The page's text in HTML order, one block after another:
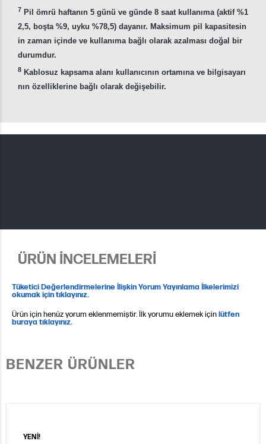
7 Pil ömrü haftanın 5 günü ve günde 8 saat kullanıma (aktif %1
2,5, boşta %9, uyku %78,5) dayanır. Maksimum pil kapasitesin
in zaman içinde ve kullanıma bağlı olarak azalması doğal bir
durumdur.
8 Kablosuz kapsama alanı kullanıcının ortamına ve bilgisayarı
nın özelliklerine bağlı olarak değişebilir.
ÜRÜN İNCELEMELERİ
Tüketici Değerlendirmelerine İlişkin Yorum Yayınlama İlkelerimizi
okumak için tıklayınız.
Ürün için henüz yorum eklenmemiştir. İlk yorumu eklemek içinlütfen
buraya tıklayınız.
BENZER ÜRÜNLER
YENİ!